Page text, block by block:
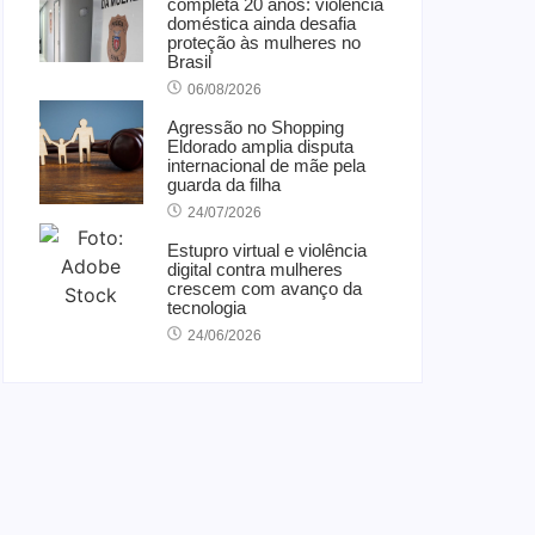
e Luciana Gimenez se
para fechar
e lançar programa
em 2026
04/08/2026 -
completa 20 anos: violência
doméstica ainda desafia
proteção às mulheres no
Brasil
06/08/2026
Agressão no Shopping
Eldorado amplia disputa
internacional de mãe pela
guarda da filha
24/07/2026
Estupro virtual e violência
digital contra mulheres
crescem com avanço da
tecnologia
24/06/2026